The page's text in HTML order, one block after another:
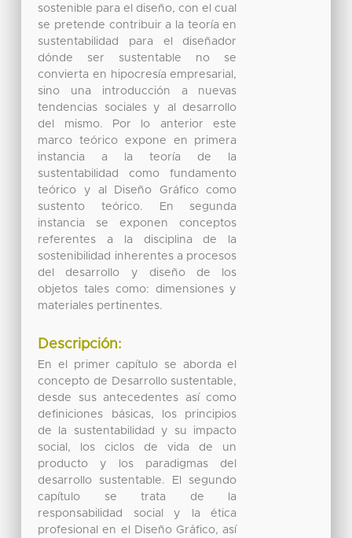
sostenible para el diseño, con el cual
se pretende contribuir a la teoría en
sustentabilidad para el diseñador
dónde ser sustentable no se
convierta en hipocresía empresarial,
sino una introducción a nuevas
tendencias sociales y al desarrollo
del mismo. Por lo anterior este
marco teórico expone en primera
instancia a la teoría de la
sustentabilidad como fundamento
teórico y al Diseño Gráfico como
sustento teórico. En segunda
instancia se exponen conceptos
referentes a la disciplina de la
sostenibilidad inherentes a procesos
del desarrollo y diseño de los
objetos tales como: dimensiones y
materiales pertinentes.
Descripción:
En el primer capítulo se aborda el
concepto de Desarrollo sustentable,
desde sus antecedentes así como
definiciones básicas, los principios
de la sustentabilidad y su impacto
social, los ciclos de vida de un
producto y los paradigmas del
desarrollo sustentable. El segundo
capítulo se trata de la
responsabilidad social y la ética
profesional en el Diseño Gráfico, así